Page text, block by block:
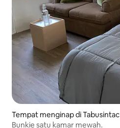
Tempat menginap di Tabusintac
Bunkie satu kamar mewah.